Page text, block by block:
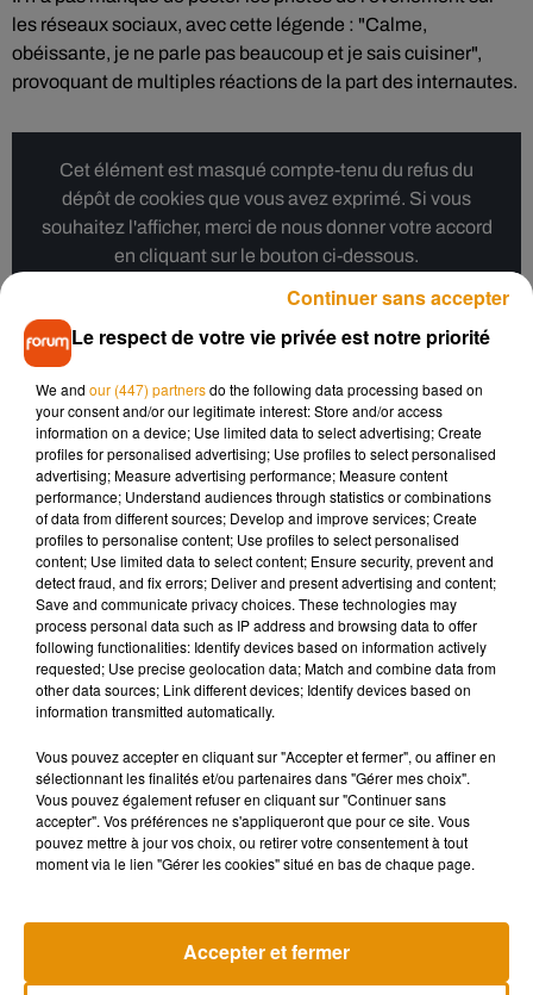
les réseaux sociaux, avec cette légende : "Calme,
obéissante, je ne parle pas beaucoup et je sais cuisiner",
provoquant de multiples réactions de la part des internautes.
Cet élément est masqué compte-tenu du refus du
dépôt de cookies que vous avez exprimé. Si vous
souhaitez l'afficher, merci de nous donner votre accord
en cliquant sur le bouton ci-dessous.
Afficher l'élément
Interviewé par le magazineVice, cet employé du bâtiment
d’un petit hameau de l’île de Java a expliqué que l’idée lui
été venue lors d’une discussion entre amis. Décrétant que
l’épouse idéale se devait d’être "forte, obéissante et
discrète", Anam a immédiatement fait le rapprochement
avec l’autocuiseur qu’il tenait dans ses bras : « Je me suis
rendu compte que c’était le choix parfait pour la femme que
je cherchais. »
Quatre jours plus tard, le jeune couple se séparait tout aussi
officiellement. L’histoire ne dit pas qui de lui ou l’autocuiseur
a finalement demandé le divorce.
Musique
Le respect de votre vie privée est notre priorité
We and our (447) partnersdo the following data processing based on
your consent and/or our legitimate interest: Store and/or access
information on a device; Use limited data to select advertising; Create
profiles for personalised advertising; Use profiles to select personalised
advertising; Measure advertising performance; Measure content
performance; Understand audiences through statistics or combinations
of data from different sources; Develop and improve services; Create
profiles to personalise content; Use profiles to select personalised
content; Use limited data to select content; Ensure security, prevent and
detect fraud, and fix errors; Deliver and present advertising and content;
Save and communicate privacy choices. These technologies may
process personal data such as IP address and browsing data to offer
following functionalities: Identify devices based on information actively
requested; Use precise geolocation data; Match and combine data from
other data sources; Link different devices; Identify devices based on
information transmitted automatically.
Vous pouvez accepter en cliquant sur "Accepter et fermer", ou affiner en
sélectionnant les finalités et/ou partenaires dans "Gérer mes choix".
Vous pouvez également refuser en cliquant sur "Continuer sans
accepter". Vos préférences ne s'appliqueront que pour ce site. Vous
pouvez mettre à jour vos choix, ou retirer votre consentement à tout
moment via le lien "Gérer les cookies" situé en bas de chaque page.
Accepter et fermer
Continuer sans accepter